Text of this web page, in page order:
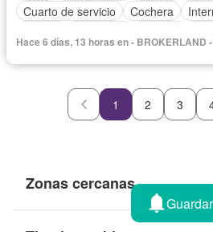
Cuarto de servicio
Cochera
Hace 6 días, 13 horas en - BROKERLAND
1 2 3
Zonas cercanas
Guardar